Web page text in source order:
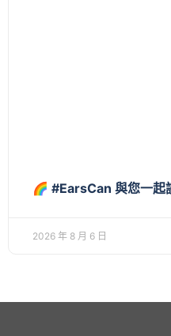
🌈 #EarsCan 與您一起
2026 年 8 月 6 日